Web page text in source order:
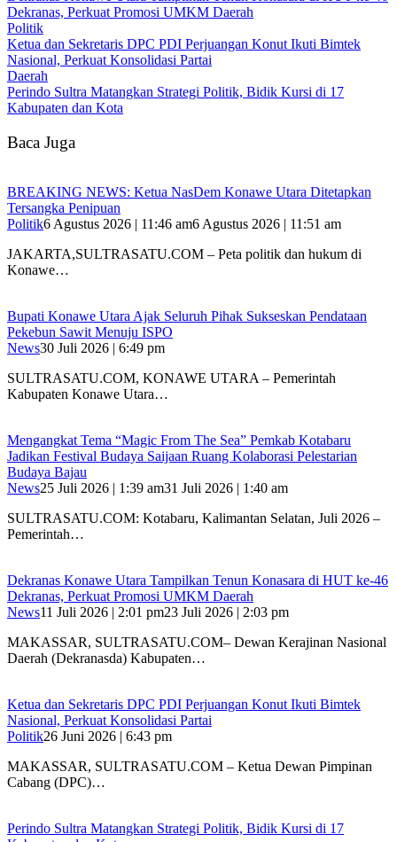
Dekranas, Perkuat Promosi UMKM Daerah
Politik
Ketua dan Sekretaris DPC PDI Perjuangan Konut Ikuti Bimtek
Nasional, Perkuat Konsolidasi Partai
Daerah
Perindo Sultra Matangkan Strategi Politik, Bidik Kursi di 17
Kabupaten dan Kota
Baca Juga
BREAKING NEWS: Ketua NasDem Konawe Utara Ditetapkan
Tersangka Penipuan
Politik6 Agustus 2026 | 11:46 am6 Agustus 2026 | 11:51 am
JAKARTA,SULTRASATU.COM – Peta politik dan hukum di
Konawe…
Bupati Konawe Utara Ajak Seluruh Pihak Sukseskan Pendataan
Pekebun Sawit Menuju ISPO
News30 Juli 2026 | 6:49 pm
SULTRASATU.COM, KONAWE UTARA – Pemerintah
Kabupaten Konawe Utara…
Mengangkat Tema “Magic From The Sea” Pemkab Kotabaru
Jadikan Festival Budaya Saijaan Ruang Kolaborasi Pelestarian
Budaya Bajau
News25 Juli 2026 | 1:39 am31 Juli 2026 | 1:40 am
SULTRASATU.COM: Kotabaru, Kalimantan Selatan, Juli 2026 –
Pemerintah…
Dekranas Konawe Utara Tampilkan Tenun Konasara di HUT ke-46
Dekranas, Perkuat Promosi UMKM Daerah
News11 Juli 2026 | 2:01 pm23 Juli 2026 | 2:03 pm
MAKASSAR, SULTRASATU.COM– Dewan Kerajinan Nasional
Daerah (Dekranasda) Kabupaten…
Ketua dan Sekretaris DPC PDI Perjuangan Konut Ikuti Bimtek
Nasional, Perkuat Konsolidasi Partai
Politik26 Juni 2026 | 6:43 pm
MAKASSAR, SULTRASATU.COM – Ketua Dewan Pimpinan
Cabang (DPC)…
Perindo Sultra Matangkan Strategi Politik, Bidik Kursi di 17